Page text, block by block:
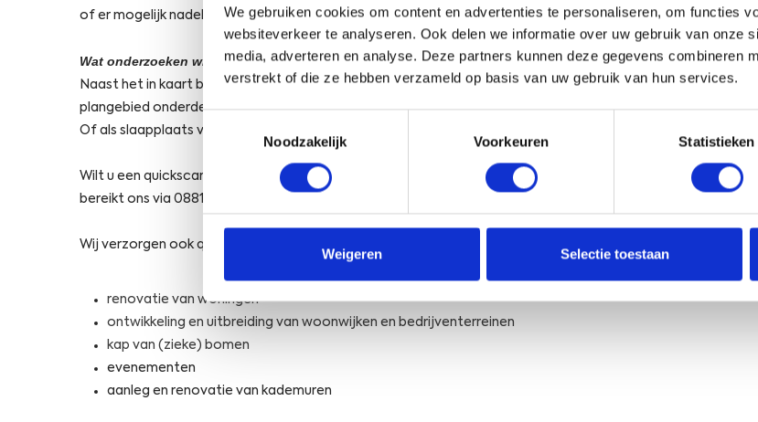
We gebruiken cookies om content en advertenties te personaliseren, om functies
websiteverkeer te analyseren. Ook delen we informatie over uw gebruik van onze
media, adverteren en analyse. Deze partners kunnen deze gegevens combineren
verstrekt of die ze hebben verzameld op basis van uw gebruik van hun services.
Noodzakelijk
Voorkeuren Statistieken
Weigeren Selectie toestaan
of er mogelijk nadelige invloeden zijn voor beschermde dier- en plantsoorten.
Wat onderzoeken wij?
Naast het in kaart brengen van potenties voor wettelijk beschermde soorten, wordt er specifiek gelet of
plangebied onderdeel is van een essentieel foerageergebied van bijvoorbeeld de kerkuil, de torenvalk en de
Of als slaapplaats voor ganzen en andere soorten.
Wilt u een quickscan uitvoeren voor de aanleg van een wind- of zonnepark? Onze ecologen helpen u graag! U
bereikt ons via 0881153200 of
Wij verzorgen ook quickscans voor onder andere:
renovatie van woningen
ontwikkeling en uitbreiding van woonwijken en bedrijventerreinen
kap van (zieke) bomen
evenementen
aanleg en renovatie van kademuren